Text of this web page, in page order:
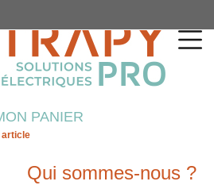
PANIER
article
Qui sommes-nous ?